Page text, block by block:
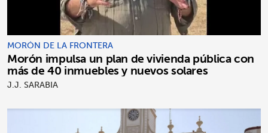
MORÓN DE LA FRONTERA
Morón impulsa un plan de vivienda pública con
más de 40 inmuebles y nuevos solares
J.J. SARABIA